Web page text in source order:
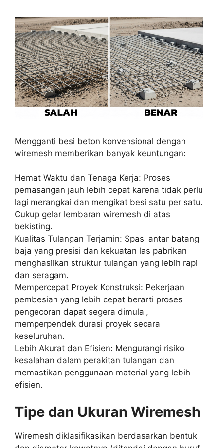
Mengganti besi beton konvensional dengan
wiremesh memberikan banyak keuntungan:
Hemat Waktu dan Tenaga Kerja: Proses
pemasangan jauh lebih cepat karena tidak perlu
lagi merangkai dan mengikat besi satu per satu.
Cukup gelar lembaran wiremesh di atas
bekisting.
Kualitas Tulangan Terjamin: Spasi antar batang
baja yang presisi dan kekuatan las pabrikan
menghasilkan struktur tulangan yang lebih rapi
dan seragam.
Mempercepat Proyek Konstruksi: Pekerjaan
pembesian yang lebih cepat berarti proses
pengecoran dapat segera dimulai,
memperpendek durasi proyek secara
keseluruhan.
Lebih Akurat dan Efisien: Mengurangi risiko
kesalahan dalam perakitan tulangan dan
memastikan penggunaan material yang lebih
efisien.
Tipe dan Ukuran Wiremesh
Wiremesh diklasifikasikan berdasarkan bentuk